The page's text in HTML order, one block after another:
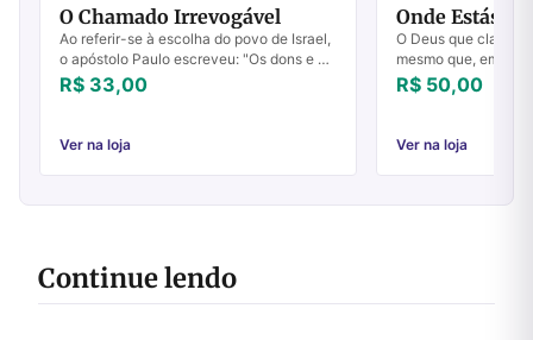
O Chamado Irrevogável
Ao referir-se à escolha do povo de Israel,
o apóstolo Paulo escreveu: "Os dons e o
chamado de Deus são irrevogáveis" (Rm
11.29). Esse mensageiro aos gentios ...
R$ 33,00
Ver na loja
Onde Estás?
O Deus que clama
mesmo que, em
para que
"Lugar do
R$ 50,00
Ver na loja
Continue lendo